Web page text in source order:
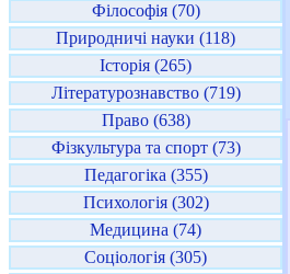
Філософія (70)
Природничі науки (118)
Історія (265)
Літературознавство (719)
Право (638)
Фізкультура та спорт (73)
Педагогіка (355)
Психологія (302)
Медицина (74)
Соціологія (305)